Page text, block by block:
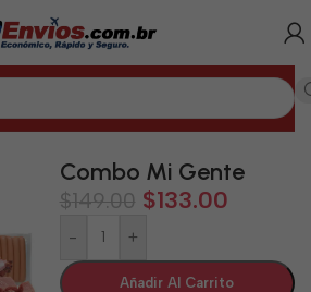
de Alimentos y Mixtos Sancti Spíritus
Combo Mi Gente
$149.00 $133.00
- +
Añadir Al Carrito